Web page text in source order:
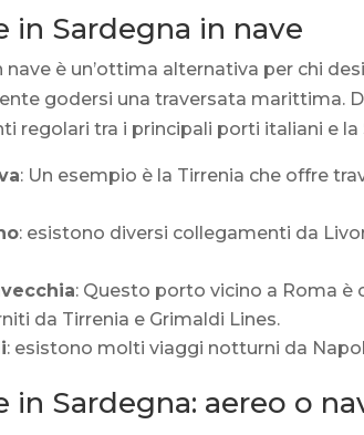
in Sardegna in nave
nave è un’ottima alternativa per chi
godersi una traversata marittima.
regolari tra i principali porti italiani e la
: Un esempio è la Tirrenia che offre
: esistono diversi collegamenti da
: Questo porto vicino a Roma è
da Tirrenia e Grimaldi Lines.
: esistono molti viaggi notturni da
in Sardegna: aereo o